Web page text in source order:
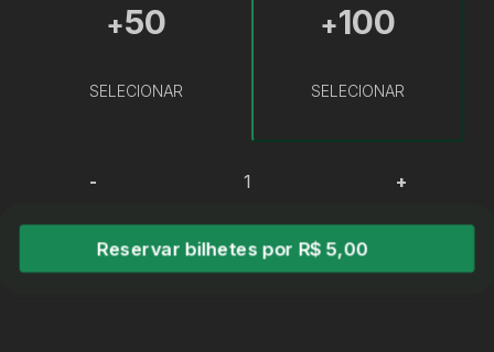
+50
SELECIONAR
+100
SELECIONAR
- +
Reservar bilhetes por R$ 5,00